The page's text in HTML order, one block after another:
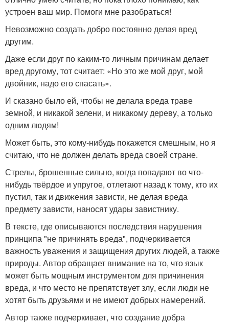
устроен ваш мир. Помоги мне разобраться!
Невозможно создать добро постоянно делая вред
другим.
Даже если друг по каким-то личным причинам делает
вред другому, тот считает: «Но это же мой друг, мой
двойник, надо его спасать».
И сказано было ей, чтобы не делала вреда траве
земной, и никакой зелени, и никакому дереву, а только
одним людям!
Может быть, это кому-нибудь покажется смешным, но я
считаю, что не должен делать вреда своей стране.
Стрелы, брошенные сильно, когда попадают во что-
нибудь твёрдое и упругое, отлетают назад к тому, кто их
пустил, так и движения зависти, не делая вреда
предмету зависти, наносят удары завистнику.
В тексте, где описываются последствия нарушения
принципа "не причинять вреда", подчеркивается
важность уважения и защищения других людей, а также
природы. Автор обращает внимание на то, что язык
может быть мощным инструментом для причинения
вреда, и что место не препятствует злу, если люди не
хотят быть друзьями и не имеют добрых намерений.
Автор также подчеркивает, что создание добра